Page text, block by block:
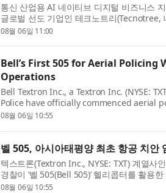
통신 산업용 AI 네이티브 디지털 비즈니스
글로벌 선도 기업인 테크노트리(Tecnotree,
적을 발표했다. 테크노트리는 모든 ...
08월 06일 11:00
Bell’s First 505 for Aerial Policing
Operations
Bell Textron Inc., a Textron Inc. (NYSE:
Police have officially commenced aerial
marking a landmark moment for aviati...
08월 06일 10:55
벨 505, 아시아태평양 최초 항공 치안
텍스트론(Textron Inc., NYSE: TXT) 계열사
경찰이 ‘벨 505(Bell 505)’ 헬리콥터를 활용
다. 이는 아시아태평양 지역 ...
08월 06일 10:55